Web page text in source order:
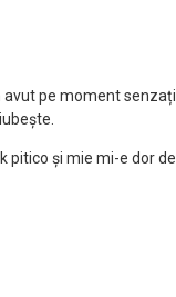
pe moment
și mie mi-e dor